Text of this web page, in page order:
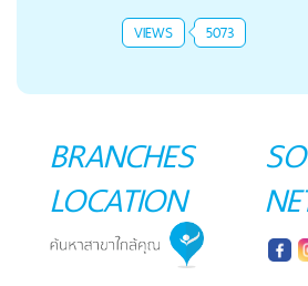
VIEWS 5073
BRANCHES
LOCATION